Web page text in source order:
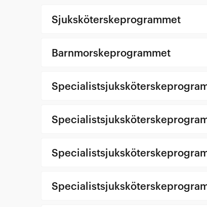
Sjuksköterskeprogrammet
Barnmorskeprogrammet